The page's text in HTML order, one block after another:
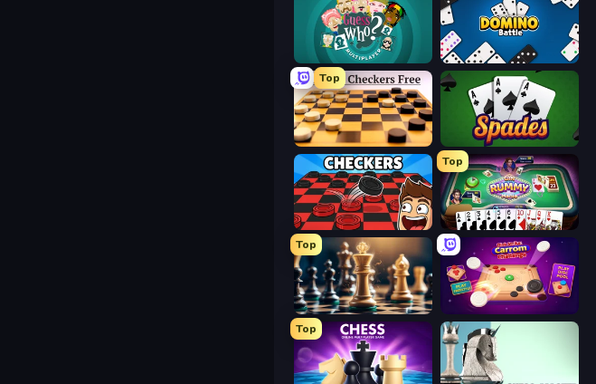
Guess Who Online Domino Battle
Top
English Checkers Free Spades
Checkers & Draughts Multiplayer
Top
Gin Rummy Mania
Top
Chess Free
Top